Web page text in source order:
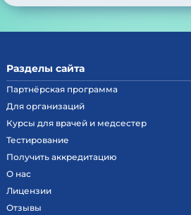
Разделы сайта
Партнёрская программа
Для организаций
Курсы для врачей и медсестер
Тестирование
Получить аккредитацию
О нас
Лицензии
Отзывы